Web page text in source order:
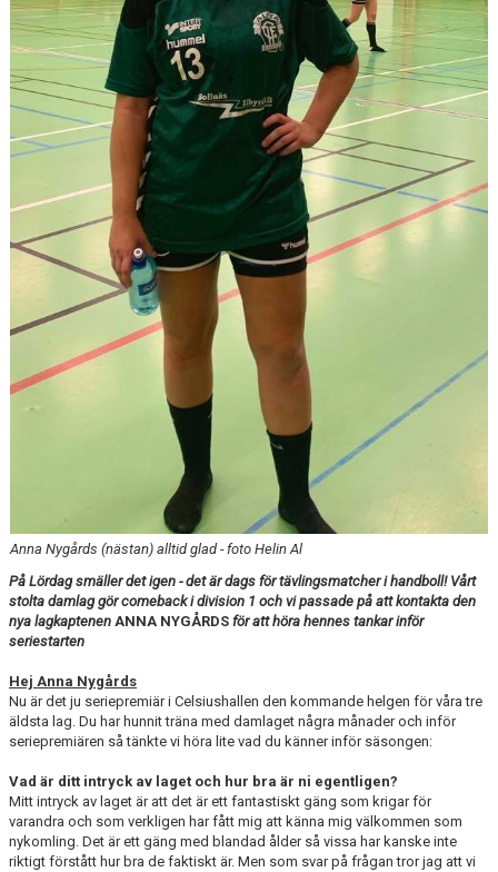
TABELL
Anna Nygårds (nästan) alltid glad - foto Helin Al
På Lördag smäller det igen - det är dags för tävlingsmatcher i handboll! Vårt
stolta damlag gör comeback i division 1 och vi passade på att kontakta den
nya lagkaptenen ANNA NYGÅRDS för att höra hennes tankar inför
seriestarten
Hej Anna Nygårds
Nu är det ju seriepremiär i Celsiushallen den kommande helgen för våra tre
äldsta lag. Du har hunnit träna med damlaget några månader och inför
seriepremiären så tänkte vi höra lite vad du känner inför säsongen:
Vad är ditt intryck av laget och hur bra är ni egentligen?
Mitt intryck av laget är att det är ett fantastiskt gäng som krigar för
varandra och som verkligen har fått mig att känna mig välkommen som
nykomling. Det är ett gäng med blandad ålder så vissa har kanske inte
riktigt förstått hur bra de faktiskt är. Men som svar på frågan tror jag att vi